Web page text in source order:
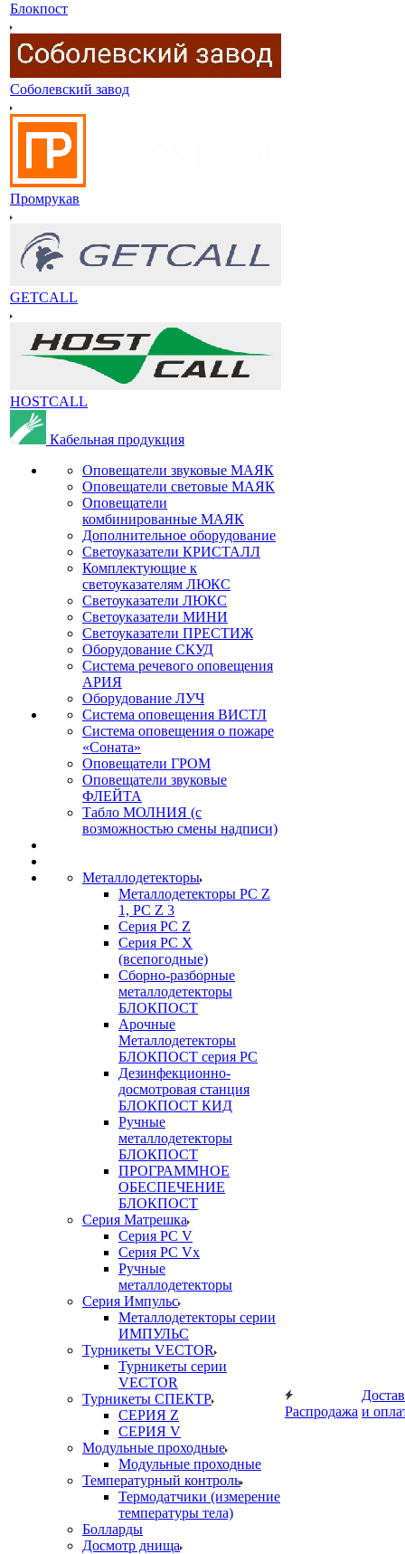
Блокпост
Соболевский завод
Промрукав
GETCALL
HOSTCALL
Кабельная продукция
Оповещатели звуковые МАЯК
Оповещатели световые МАЯК
Оповещатели
комбинированные МАЯК
Дополнительное оборудование
Светоуказатели КРИСТАЛЛ
Комплектующие к
светоуказателям ЛЮКС
Светоуказатели ЛЮКС
Светоуказатели МИНИ
Светоуказатели ПРЕСТИЖ
Оборудование СКУД
Система речевого оповещения
АРИЯ
Оборудование ЛУЧ
Система оповещения ВИСТЛ
Система оповещения о пожаре
«Соната»
Оповещатели ГРОМ
Оповещатели звуковые
ФЛЕЙТА
Табло МОЛНИЯ (с
возможностью смены надписи)
Металлодетекторы
Металлодетекторы РС Z
1, PC Z 3
Серия РС Z
Серия РС X
(всепогодные)
Сборно-разборные
металлодетекторы
БЛОКПОСТ
Арочные
Металлодетекторы
БЛОКПОСТ серия РС
Дезинфекционно-
досмотровая станция
БЛОКПОСТ КИД
Ручные
металлодетекторы
БЛОКПОСТ
ПРОГРАММНОЕ
ОБЕСПЕЧЕНИЕ
БЛОКПОСТ
Серия Матрешка
Серия PC V
Серия PC Vx
Ручные
металлодетекторы
Серия Импульс
Металлодетекторы серии
ИМПУЛЬС
Турникеты VECTOR
Турникеты серии
VECTOR
Турникеты СПЕКТР
СЕРИЯ Z
СЕРИЯ V
Модульные проходные
Модульные проходные
Температурный контроль
Термодатчики (измерение
температуры тела)
Болларды
Досмотр днища
Распродажа и